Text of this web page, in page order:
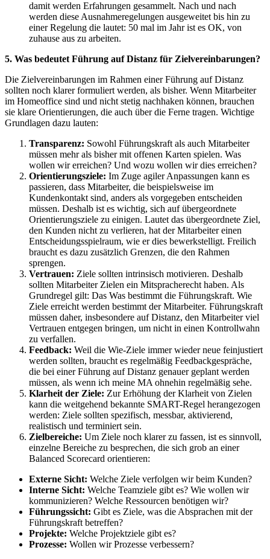
damit werden Erfahrungen gesammelt. Nach und nach
werden diese Ausnahmeregelungen ausgeweitet bis hin zu
einer Regelung die lautet: 50 mal im Jahr ist es OK, von
zuhause aus zu arbeiten.
5. Was bedeutet Führung auf Distanz für Zielvereinbarungen?
Die Zielvereinbarungen im Rahmen einer Führung auf Distanz
sollten noch klarer formuliert werden, als bisher. Wenn Mitarbeiter
im Homeoffice sind und nicht stetig nachhaken können, brauchen
sie klare Orientierungen, die auch über die Ferne tragen. Wichtige
Grundlagen dazu lauten:
Transparenz: Sowohl Führungskraft als auch Mitarbeiter
müssen mehr als bisher mit offenen Karten spielen. Was
wollen wir erreichen? Und wozu wollen wir dies erreichen?
Orientierungsziele: Im Zuge agiler Anpassungen kann es
passieren, dass Mitarbeiter, die beispielsweise im
Kundenkontakt sind, anders als vorgegeben entscheiden
müssen. Deshalb ist es wichtig, sich auf übergeordnete
Orientierungsziele zu einigen. Lautet das übergeordnete Ziel,
den Kunden nicht zu verlieren, hat der Mitarbeiter einen
Entscheidungsspielraum, wie er dies bewerkstelligt. Freilich
braucht es dazu zusätzlich Grenzen, die den Rahmen
sprengen.
Vertrauen: Ziele sollten intrinsisch motivieren. Deshalb
sollten Mitarbeiter Zielen ein Mitspracherecht haben. Als
Grundregel gilt: Das Was bestimmt die Führungskraft. Wie
Ziele erreicht werden bestimmt der Mitarbeiter. Führungskraft
müssen daher, insbesondere auf Distanz, den Mitarbeiter viel
Vertrauen entgegen bringen, um nicht in einen Kontrollwahn
zu verfallen.
Feedback: Weil die Wie-Ziele immer wieder neue feinjustiert
werden sollten, braucht es regelmäßig Feedbackgespräche,
die bei einer Führung auf Distanz genauer geplant werden
müssen, als wenn ich meine MA ohnehin regelmäßig sehe.
Klarheit der Ziele: Zur Erhöhung der Klarheit von Zielen
kann die weitgehend bekannte SMART-Regel herangezogen
werden: Ziele sollten spezifisch, messbar, aktivierend,
realistisch und terminiert sein.
Zielbereiche: Um Ziele noch klarer zu fassen, ist es sinnvoll,
einzelne Bereiche zu besprechen, die sich grob an einer
Balanced Scorecard orientieren:
Externe Sicht: Welche Ziele verfolgen wir beim Kunden?
Interne Sicht: Welche Teamziele gibt es? Wie wollen wir
kommunizieren? Welche Ressourcen benötigen wir?
Führungssicht: Gibt es Ziele, was die Absprachen mit der
Führungskraft betreffen?
Projekte: Welche Projektziele gibt es?
Prozesse: Wollen wir Prozesse verbessern?